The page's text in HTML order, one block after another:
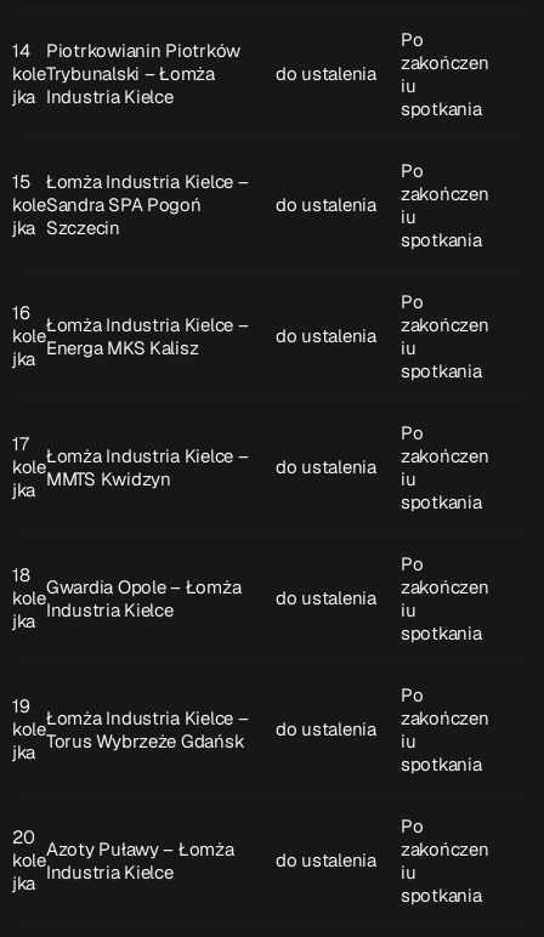
14
kole
jka
Piotrkowianin Piotrków
Trybunalski – Łomża
Industria Kielce
do ustalenia
Po
zakończen
iu
spotkania
15
kole
jka
Łomża Industria Kielce –
Sandra SPA Pogoń
Szczecin
do ustalenia
Po
zakończen
iu
spotkania
16
kole
jka
Łomża Industria Kielce –
Energa MKS Kalisz
do ustalenia
Po
zakończen
iu
spotkania
17
kole
jka
Łomża Industria Kielce –
MMTS Kwidzyn
do ustalenia
Po
zakończen
iu
spotkania
18
kole
jka
Gwardia Opole – Łomża
Industria Kielce
do ustalenia
Po
zakończen
iu
spotkania
19
kole
jka
Łomża Industria Kielce –
Torus Wybrzeże Gdańsk
do ustalenia
Po
zakończen
iu
spotkania
20
kole
jka
Azoty Puławy – Łomża
Industria Kielce
do ustalenia
Po
zakończen
iu
spotkania